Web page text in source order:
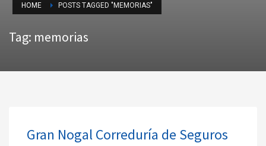
HOME POSTS TAGGED "MEMORIAS"
Tag: memorias
Gran Nogal Correduría de Seguros